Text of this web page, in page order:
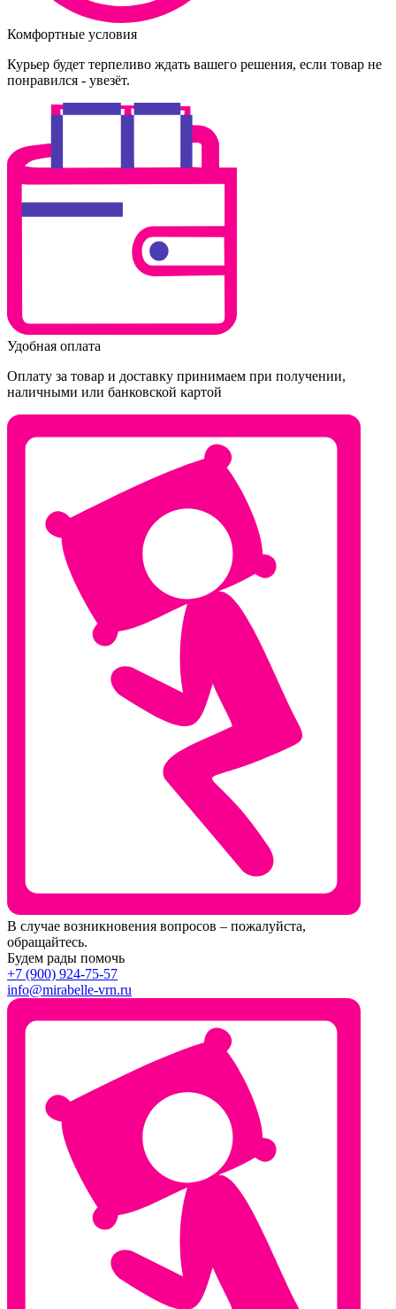
Комфортные условия
Курьер будет терпеливо ждать вашего решения, если товар не
понравился - увезёт.
Удобная оплата
Оплату за товар и доставку принимаем при получении,
наличными или банковской картой
В случае возникновения вопросов – пожалуйста,
обращайтесь.
Будем рады помочь
+7 (900) 924-75-57
info@mirabelle-vrn.ru